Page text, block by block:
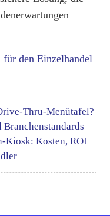
den Einzelhandel
Thru-Menütafel?
Kiosk: Kosten, ROI